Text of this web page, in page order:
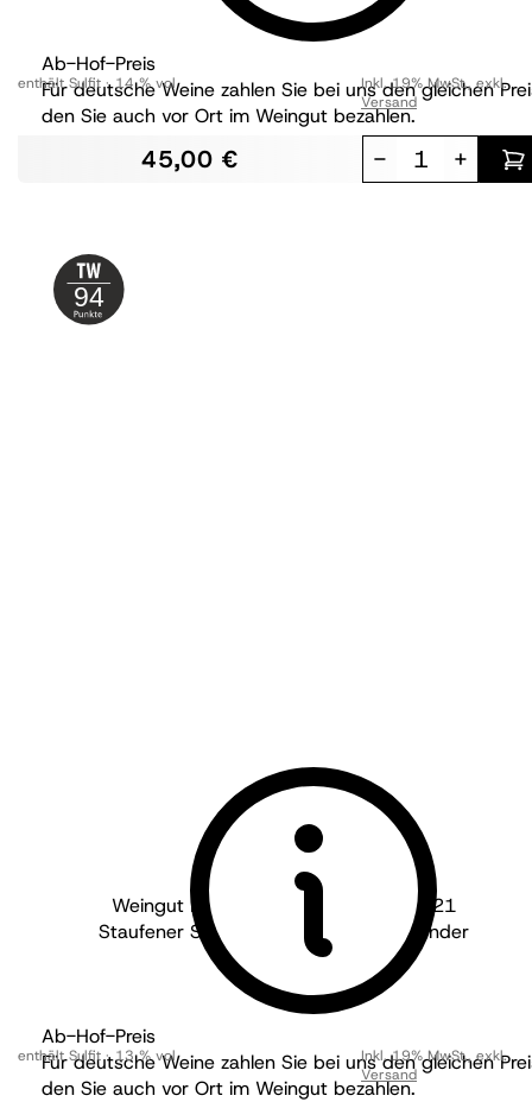
Ab-Hof-Preis
Für deutsche Weine zahlen Sie bei uns den gleichen
den Sie auch vor Ort im Weingut bezahlen.
enthält Sulfit 14 % vol
45,00 €
Inkl. 19% MwSt.,exkl.
Versand
- +
94
Weingut Martin Waßmer - Baden
2021
Staufener Schlossberg Weisser Burgunder
trocken
Ab-Hof-Preis
Für deutsche Weine zahlen Sie bei uns den gleichen
den Sie auch vor Ort im Weingut bezahlen.
enthält Sulfit 13 % vol Inkl. 19% MwSt.,exkl.
Versand